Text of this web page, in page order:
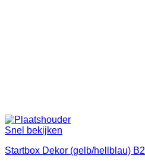
Snel bekijken
Startbox Dekor (gelb/hellblau) B2